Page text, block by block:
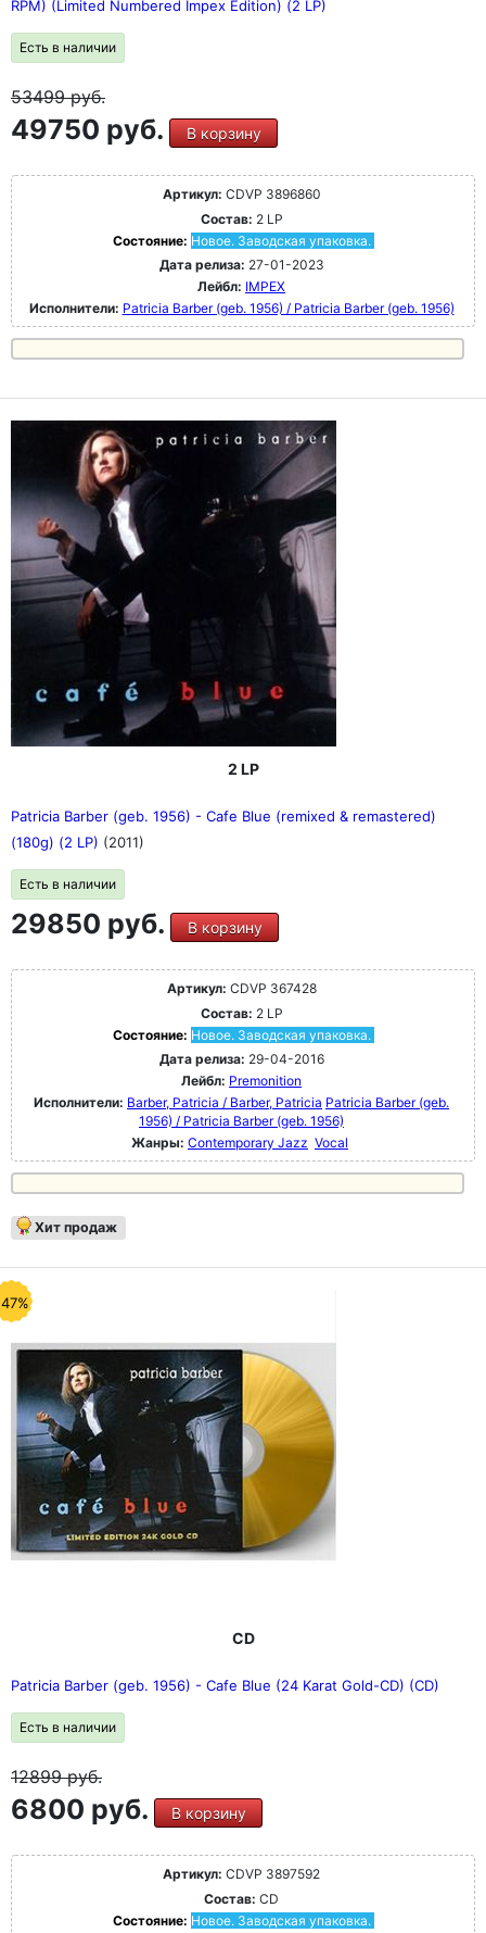
RPM) (Limited Numbered Impex Edition) (2 LP)
Есть в наличии
53499руб.
49750 руб. В корзину
Артикул: CDVP 3896860
Состав: 2 LP
Состояние: Новое. Заводская упаковка.
Дата релиза: 27-01-2023
Лейбл: IMPEX
Исполнители: Patricia Barber (geb. 1956) / Patricia Barber (geb. 1956)
2 LP
Patricia Barber (geb. 1956) - Cafe Blue (remixed & remastered)
(180g) (2 LP) (2011)
Есть в наличии
29850 руб. В корзину
Артикул: CDVP 367428
Состав: 2 LP
Состояние: Новое. Заводская упаковка.
Дата релиза: 29-04-2016
Лейбл: Premonition
Исполнители: Barber, Patricia / Barber, Patricia Patricia Barber (geb.
1956) / Patricia Barber (geb. 1956)
Жанры: Contemporary Jazz Vocal
Хит продаж
CD
Patricia Barber (geb. 1956) - Cafe Blue (24 Karat Gold-CD) (CD)
Есть в наличии
12899руб.
6800 руб. В корзину
Артикул: CDVP 3897592
Состав: CD
Состояние: Новое. Заводская упаковка.